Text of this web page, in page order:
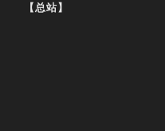
【总站】